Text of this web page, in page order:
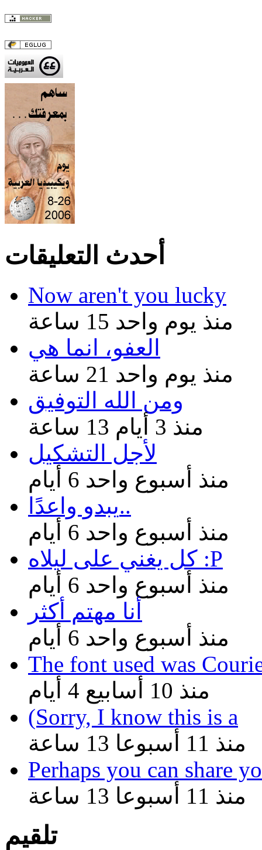
أحدث التعليقات
Now aren't you lucky
منذ يوم واحد 15 ساعة
العفو، انما هي
منذ يوم واحد 21 ساعة
ومن الله التوفيق
منذ 3 أيام 13 ساعة
لأجل التشكيل
منذ أسبوع واحد 6 أيام
يبدو واعدًا..
منذ أسبوع واحد 6 أيام
كل يغني على ليلاه :P
منذ أسبوع واحد 6 أيام
أنا مهتم أكثر
منذ أسبوع واحد 6 أيام
The font used was
منذ 10 أسابيع 4 أيام
(Sorry, I know this is a
منذ 11 أسبوعا 13 ساعة
Perhaps you can share
منذ 11 أسبوعا 13 ساعة
تلقيم